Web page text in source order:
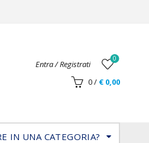
Entra / Registrati
0
0/ €0,00
IN UNA CATEGORIA?